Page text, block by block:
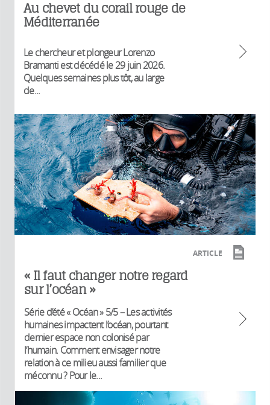
Au chevet du corail rouge de
Méditerranée
Le chercheur et plongeur Lorenzo
Bramanti est décédé le 29 juin 2026.
Quelques semaines plus tôt, au large
de...
ARTICLE
« Il faut changer notre regard
sur l’océan »
Série d’été « Océan » 5/5 – Les activités
humaines impactent l’océan, pourtant
dernier espace non colonisé par
l’humain. Comment envisager notre
relation à ce milieu aussi familier que
méconnu ? Pour le...